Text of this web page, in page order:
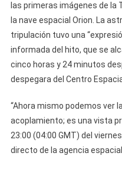
las primeras imágenes de la
la nave espacial Orion. La
tripulación tuvo una
informada del hito, que se
cinco horas y 24 minutos
despegara del Centro
“Ahora mismo podemos ver
acoplamiento; es una vista
23:00 (04:00 GMT) del
directo de la agencia espacial.